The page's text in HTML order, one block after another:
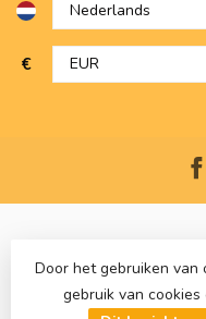
€
© Copyright 2026
Door het gebruiken van
gebruik van